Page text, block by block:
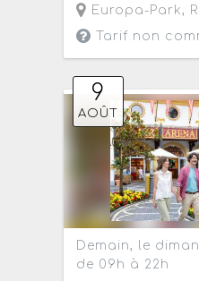
Europa-Park,
Tarif non
9
AOÛT
Demain, le
de 09h à 22h